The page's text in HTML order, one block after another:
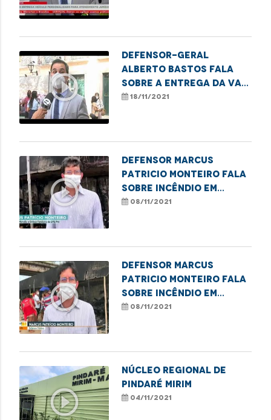
play_circle_outline
Defensor-geral
Alberto Bastos fala
sobre a entrega da van
dos direitos
18/11/2021
play_circle_outline
Defensor Marcus
Patricio Monteiro fala
sobre incêndio em
casebres debaixo da
08/11/2021
play_circle_outline
Defensor Marcus
Patricio Monteiro fala
sobre incêndio em
casebres debaixo da
08/11/2021
play_circle_outline
NÚCLEO REGIONAL DE
PINDARÉ MIRIM
04/11/2021